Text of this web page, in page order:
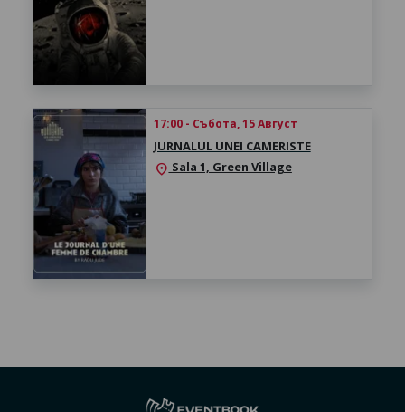
17:00 - Събота, 15 Август
JURNALUL UNEI CAMERISTE
location_on Sala 1, Green Village